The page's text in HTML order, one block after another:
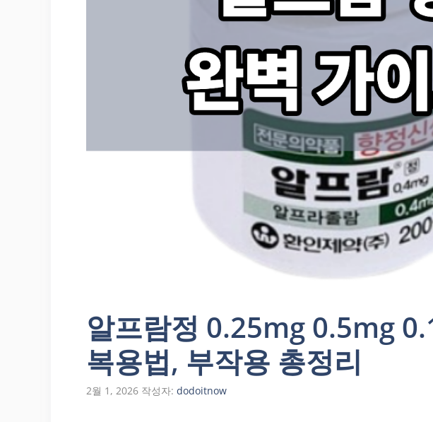
알프람정 0.25mg 0.5mg
복용법, 부작용 총정리
2월 1, 2026 작성자: dodoitnow